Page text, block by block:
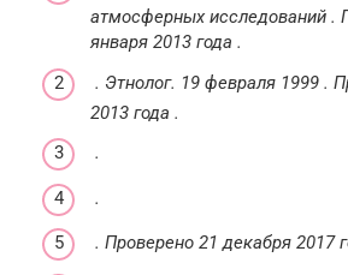
атмосферных исследований .
января 2013 года .
. Этнолог. 19 февраля 1999 .
2013 года .
.
.
. Проверено 21 декабря 2017